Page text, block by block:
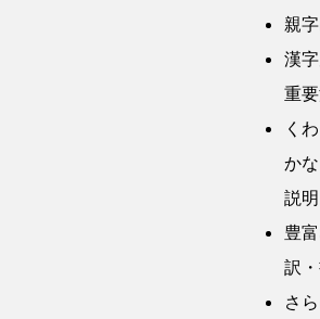
親
漢
重
く
か
説明
豊
訳
さ